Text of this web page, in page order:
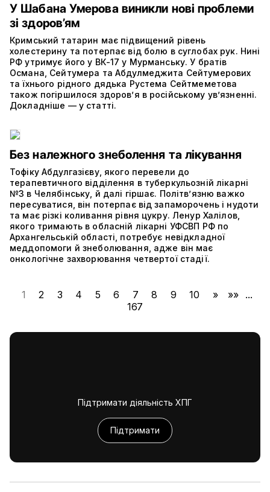
У Шабана Умерова виникли нові проблеми
зі здоров’ям
Кримський татарин має підвищений рівень
холестерину та потерпає від болю в суглобах рук. Нині
РФ утримує його у ВК-17 у Мурманську. У братів
Османа, Сейтумера та Абдулмеджита Сейтумерових
та їхнього рідного дядька Рустема Сейтмеметова
також погіршилося здоров’я в російському ув’язненні.
Докладніше — у статті.
Без належного знеболення та лікування
Тофіку Абдулгазієву, якого перевели до
терапевтичного відділення в туберкульозній лікарні
№3 в Челябінську, й далі гіршає. Політвʼязню важко
пересуватися, він потерпає від запаморочень і нудоти
та має різкі коливання рівня цукру. Ленур Халілов,
якого тримають в обласній лікарні УФСВП РФ по
Архангельській області, потребує невідкладної
меддопомоги й знеболювання, адже він має
онкологічне захворювання четвертої стадії.
1 2 3 4 5 6 7 8 9 10 » »» ...
167
Підтримати діяльність ХПГ
Підтримати